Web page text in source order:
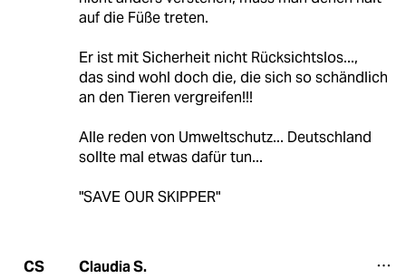
auf die Füße treten.
Er ist mit Sicherheit nicht Rücksichtslos...,
das sind wohl doch die, die sich so schändlich
an den Tieren vergreifen!!!
Alle reden von Umweltschutz... Deutschland
sollte mal etwas dafür tun...
"SAVE OUR SKIPPER"
CS Claudia S.